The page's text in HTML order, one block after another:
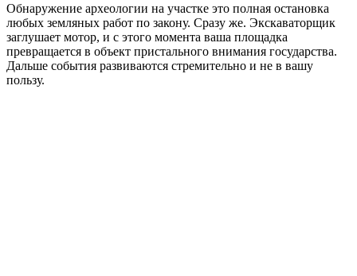
Обнаружение археологии на участке это полная остановка
любых земляных работ по закону. Сразу же. Экскаваторщик
заглушает мотор, и с этого момента ваша площадка
превращается в объект пристального внимания государства.
Дальше события развиваются стремительно и не в вашу
пользу.